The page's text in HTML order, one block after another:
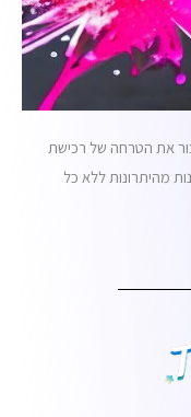
את הטרחה של רכישת
מהיתרונות ללא כל